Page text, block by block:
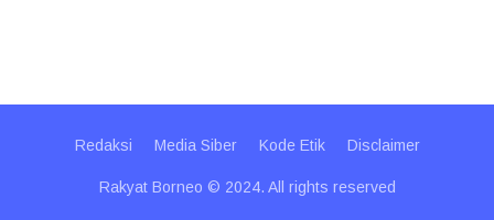
Redaksi Media Siber Kode Etik Disclaimer
Rakyat Borneo © 2024. All rights reserved